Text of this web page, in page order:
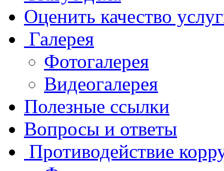
Оценить качество
Галерея
Фотогалерея
Видеогалерея
Полезные ссылки
Вопросы и ответы
Противодействие